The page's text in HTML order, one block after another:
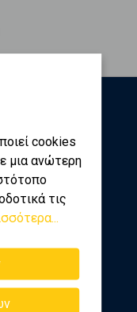
cookies
μια ανώτερη
τις
Home για νέα
της αγοράς